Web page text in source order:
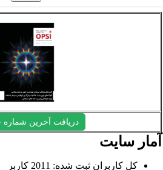
دریافت آخرین شماره
سایت
کل کاربران ثبت شده: 2011 کاربر